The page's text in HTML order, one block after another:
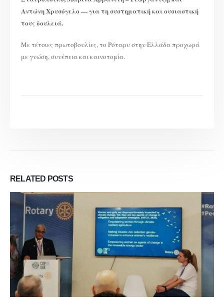
Αντώνη Χρυσόγελο — για τη συστηματική και ουσιαστική
τους δουλειά.
Με τέτοιες πρωτοβουλίες, το Ρόταρυ στην Ελλάδα προχωρά
με γνώση, συνέπεια και καινοτομία.
RELATED POSTS